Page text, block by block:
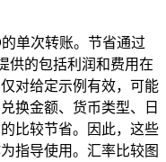
单次转账。节省通过
供的包括利润和费用在
对给定示例有效，可能
换金额、货币类型、日
比较节省。因此，这些
指导使用。汇率比较图